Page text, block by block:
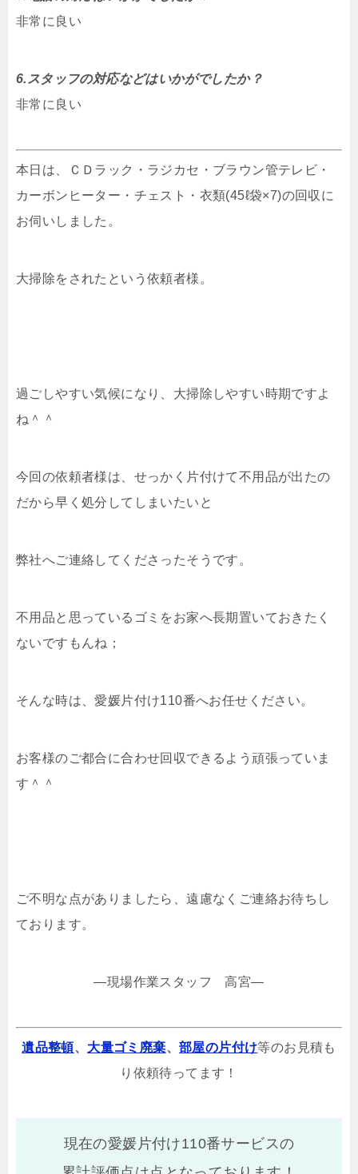
非常に良い
6.スタッフの対応などはいかがでしたか？
非常に良い
本日は、ＣＤラック・ラジカセ・ブラウン管テレビ・
カーボンヒーター・チェスト・衣類(45ℓ袋×7)の回収に
お伺いしました。
大掃除をされたという依頼者様。
過ごしやすい気候になり、大掃除しやすい時期ですよ
ね＾＾
今回の依頼者様は、せっかく片付けて不用品が出たの
だから早く処分してしまいたいと
弊社へご連絡してくださったそうです。
不用品と思っているゴミをお家へ長期置いておきたく
ないですもんね；
そんな時は、愛媛片付け110番へお任せください。
お客様のご都合に合わせ回収できるよう頑張っていま
す＾＾
ご不明な点がありましたら、遠慮なくご連絡お待ちし
ております。
—現場作業スタッフ 高宮—
遺品整頓、 大量ゴミ廃棄、 部屋の片付け等のお見積も
り依頼待ってます！
現在の愛媛片付け110番サービスの